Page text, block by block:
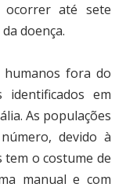
ocorrer até sete
doença.
humanos fora do
identificados em
As populações
devido à
tem o costume de
manual e com